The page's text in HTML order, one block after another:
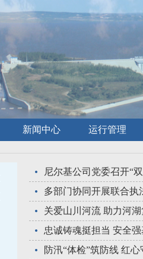
新闻中心 运行管理
尼尔基公司党委召开“
多部门协同开展联合执
关爱山川河流 助力河
忠诚铸魂挺担当 安全